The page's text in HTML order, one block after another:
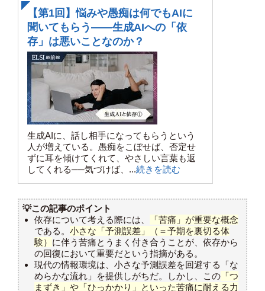
【第1回】悩みや愚痴は何でもAIに
聞いてもらう——生成AIへの「依
存」は悪いことなのか？
生成AIに、話し相手になってもらうという
人が増えている。愚痴をこぼせば、否定せ
ずに耳を傾けてくれて、やさしい言葉も返
してくれる──気づけば、...続きを読む
💡この記事のポイント
依存について考える際には、
「苦痛」が重要な概念
である。 小さな「予測誤差」（＝予期を裏切る体
験） に伴う苦痛とうまく付き合うことが、依存から
の回復において重要だという指摘がある。
現代の情報環境は、小さな予測誤差を回避する「な
めらかな流れ」を提供しがちだ。しかし、この 「つ
まずき」や「ひっかかり」といった苦痛に耐える力